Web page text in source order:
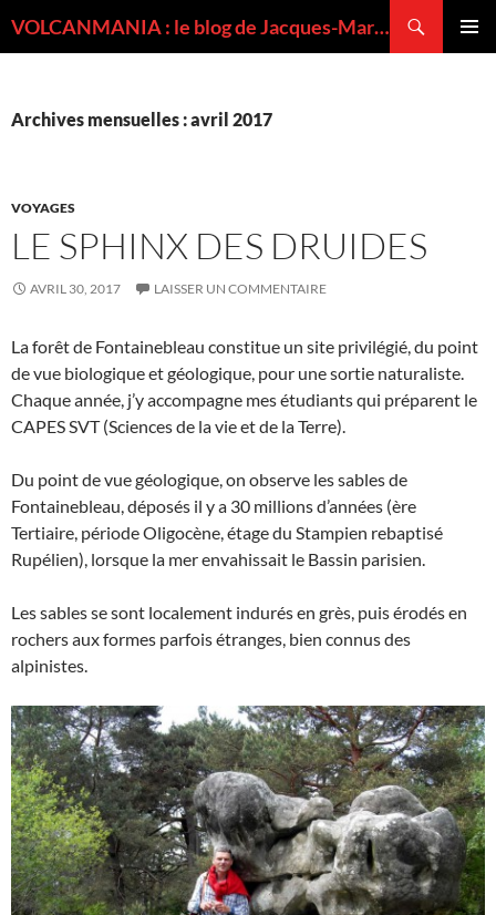
VOLCANMANIA : le blog de Jacques-Marie BARDINTZEFF, volcanologue
Archives mensuelles : avril 2017
VOYAGES
LE SPHINX DES DRUIDES
AVRIL 30, 2017 LAISSER UN COMMENTAIRE
La forêt de Fontainebleau constitue un site privilégié, du point
de vue biologique et géologique, pour une sortie naturaliste.
Chaque année, j’y accompagne mes étudiants qui préparent le
CAPES SVT (Sciences de la vie et de la Terre).
Du point de vue géologique, on observe les sables de
Fontainebleau, déposés il y a 30 millions d’années (ère
Tertiaire, période Oligocène, étage du Stampien rebaptisé
Rupélien), lorsque la mer envahissait le Bassin parisien.
Les sables se sont localement indurés en grès, puis érodés en
rochers aux formes parfois étranges, bien connus des
alpinistes.